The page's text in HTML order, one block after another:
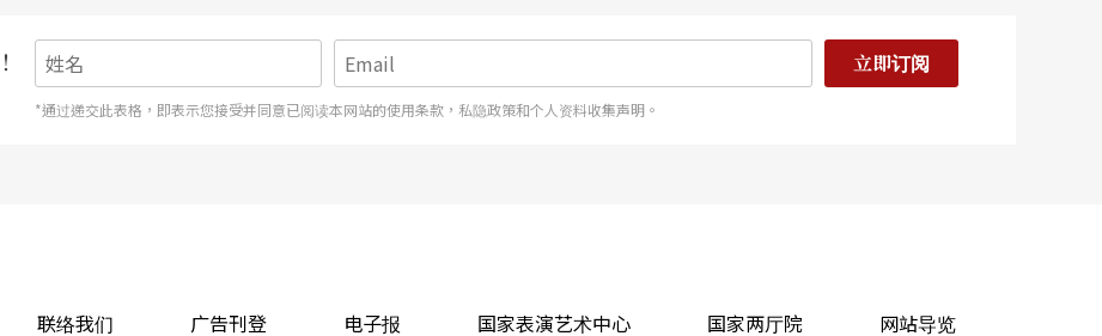
立即订阅
*通过递交此表格，即表示您接受并同意已阅读本网站的使用条款，私隐政策和个人资料收集声明。
联络我们 广告刊登 电子报 国家表演艺术中心 国家两厅院 网站导览